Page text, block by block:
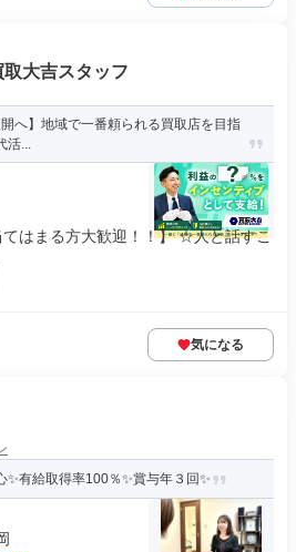
大吉スタッフ
へ】地域で一番頼られる買取店を目指
活...
はまる方大歓迎！！】 ☆人と話すこ
気になる
有給取得率100％✨賞与年３回✨